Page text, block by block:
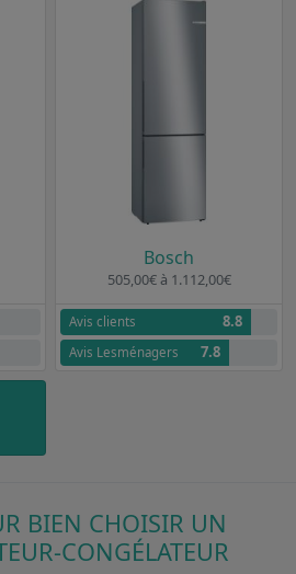
Bosch
505,00€ à 1.112,00€
Avis clients 8.8
Avis Lesménagers 7.8
BIEN CHOISIR UN
CONGÉLATEUR